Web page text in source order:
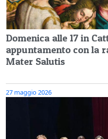
Domenica alle 17 in
appuntamento con la
Mater Salutis
27 maggio 2026